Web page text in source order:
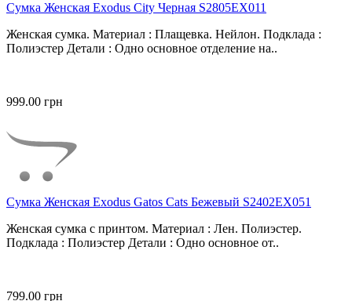
Сумка Женская Exodus City Черная S2805EX011
Женская сумка. Материал : Плащевка. Нейлон. Подклада :
Полиэстер Детали : Одно основное отделение на..
999.00 грн
Сумка Женская Exodus Gatos Cats Бежевый S2402EX051
Женская сумка с принтом. Материал : Лен. Полиэстер.
Подклада : Полиэстер Детали : Одно основное от..
799.00 грн